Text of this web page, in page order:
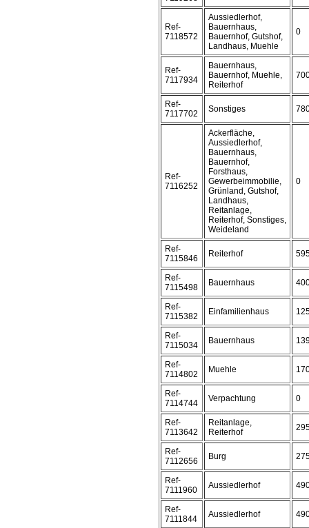
Ref-
7118572
Aussiedlerhof,
Bauernhaus,
Bauernhof, Gutshof,
Landhaus, Muehle
0
Ref-
7117934
Bauernhaus,
Bauernhof, Muehle,
Reiterhof
Ref-
7117702
Sonstiges
Ref-
7116252
Ackerfläche,
Aussiedlerhof,
Bauernhaus,
Bauernhof,
Forsthaus,
Gewerbeimmobilie,
Grünland, Gutshof,
Landhaus,
Reitanlage,
Reiterhof, Sonstiges,
Weideland
0
Ref-
7115846
Reiterhof
Ref-
7115498
Bauernhaus
Ref-
7115382
Einfamilienhaus
Ref-
7115034
Bauernhaus
Ref-
7114802
Muehle
Ref-
7114744
Verpachtung 0
Ref-
7113642
Reitanlage,
Reiterhof
Ref-
7112656
Burg
Ref-
7111960
Aussiedlerhof
Ref-
7111844
Aussiedlerhof